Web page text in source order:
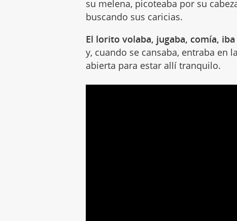
su melena, picoteaba por su
buscando sus caricias.
El lorito volaba, jugaba, comía,
y, cuando se cansaba, entraba en
abierta para estar allí tranquilo.